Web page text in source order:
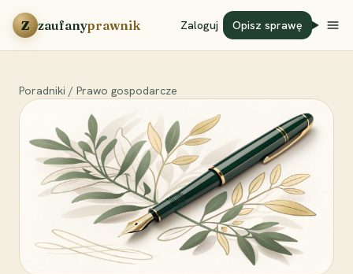
Przejdź do treści
Z zaufanyprawnik Zaloguj Opisz sprawę
Poradniki / Prawo gospodarcze